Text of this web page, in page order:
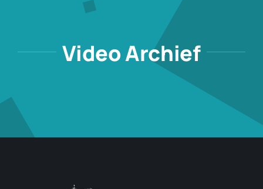
Video Archief